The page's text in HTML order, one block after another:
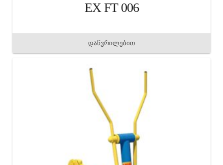
EX FT 006
დაწვრილებით